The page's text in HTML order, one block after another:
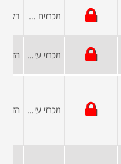
מכרזים פומביים
מכרזי עיריות ומועצות
מכרזי עיריות ומועצות